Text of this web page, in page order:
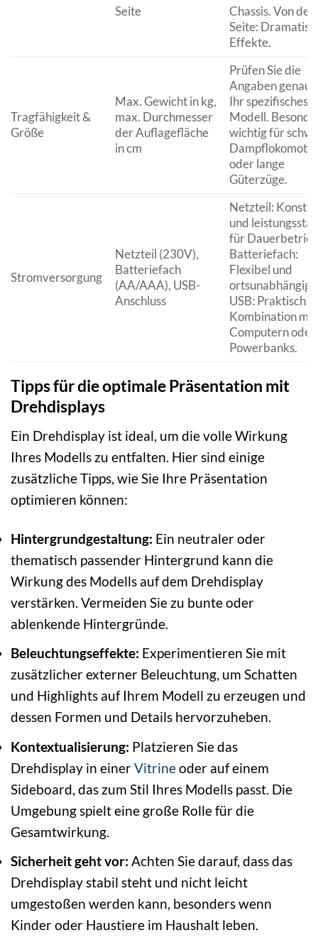
Seite
Chassis. Von der
Seite:
Effekte.
Tragfähigkeit &
Größe
Max. Gewicht in kg,
max. Durchmesser
der Auflagefläche
in cm
Prüfen Sie die
Angaben genau
Ihr spezifisches
Modell.
wichtig für
oder lange
Güterzüge.
Stromversorgung
Netzteil (230V),
Batteriefach
(AA/AAA), USB-
Anschluss
Netzteil:
und
für
Batteriefach:
Flexibel und
ortsunabhängig.
USB: Praktisch in
Kombination mit
Computern oder
Powerbanks.
Tipps für die optimale Präsentation mit
Drehdisplays
Ein Drehdisplay ist ideal, um die volle Wirkung
Ihres Modells zu entfalten. Hier sind einige
zusätzliche Tipps, wie Sie Ihre Präsentation
optimieren können:
Hintergrundgestaltung: Ein neutraler oder
thematisch passender Hintergrund kann die
Wirkung des Modells auf dem Drehdisplay
verstärken. Vermeiden Sie zu bunte oder
ablenkende Hintergründe.
Beleuchtungseffekte: Experimentieren Sie mit
zusätzlicher externer Beleuchtung, um Schatten
und Highlights auf Ihrem Modell zu erzeugen und
dessen Formen und Details hervorzuheben.
Kontextualisierung: Platzieren Sie das
Drehdisplay in einerVitrineoder auf einem
Sideboard, das zum Stil Ihres Modells passt. Die
Umgebung spielt eine große Rolle für die
Gesamtwirkung.
Sicherheit geht vor: Achten Sie darauf, dass das
Drehdisplay stabil steht und nicht leicht
umgestoßen werden kann, besonders wenn
Kinder oder Haustiere im Haushalt leben.